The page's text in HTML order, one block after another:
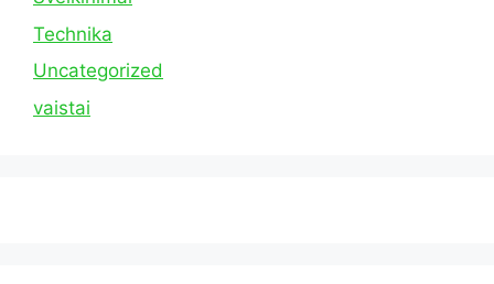
Technika
Uncategorized
vaistai